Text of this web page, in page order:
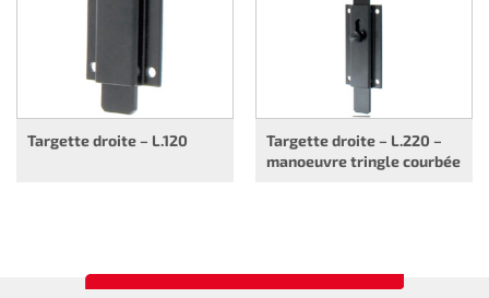
Targette droite – L.120
Targette droite – L.220 –
manoeuvre tringle courbée